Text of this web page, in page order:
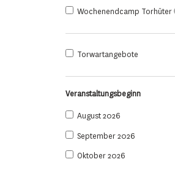
Wochenendcamp Torhüter
Torwartangebote
Veranstaltungsbeginn
August 2026
September 2026
Oktober 2026